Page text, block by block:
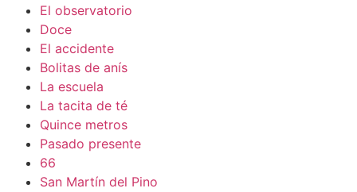
El observatorio
Doce
El accidente
Bolitas de anís
La escuela
La tacita de té
Quince metros
Pasado presente
66
San Martín del Pino